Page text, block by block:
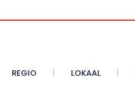
REGIO LOKAAL